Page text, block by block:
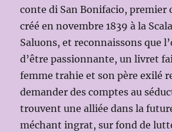
conte di San Bonifacio, premier
créé en novembre 1839 à la
Saluons, et reconnaissons que
d’être passionnante, un livret
femme trahie et son père exilé
demander des comptes au
trouvent une alliée dans la
méchant ingrat, sur fond de